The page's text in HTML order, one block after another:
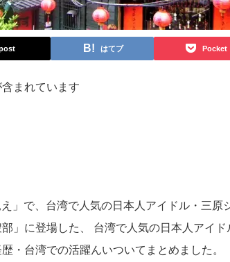
はてブ Pocket
まれています
」で、台湾で人気の日本人アイドル・三原
」に登場した、 台湾で人気の日本人アイ
・台湾での活躍んいついてまとめました。